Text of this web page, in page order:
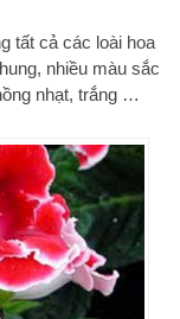
tất cả các loài hoa
nhiều màu sắc
nhạt, trắng …